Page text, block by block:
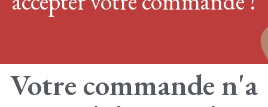
Votre commande n'a